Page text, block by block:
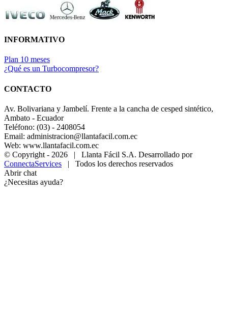
INFORMATIVO
Plan 10 meses
¿Qué es un Turbocompresor?
CONTACTO
Av. Bolivariana y Jambelí. Frente a la cancha de cesped sintético,
Ambato - Ecuador
Teléfono: (03) - 2408054
Email: administracion@llantafacil.com.ec
Web: www.llantafacil.com.ec
© Copyright - 2026 | Llanta Fácil S.A. Desarrollado por
ConnectaServices | Todos los derechos reservados
Abrir chat
¿Necesitas ayuda?